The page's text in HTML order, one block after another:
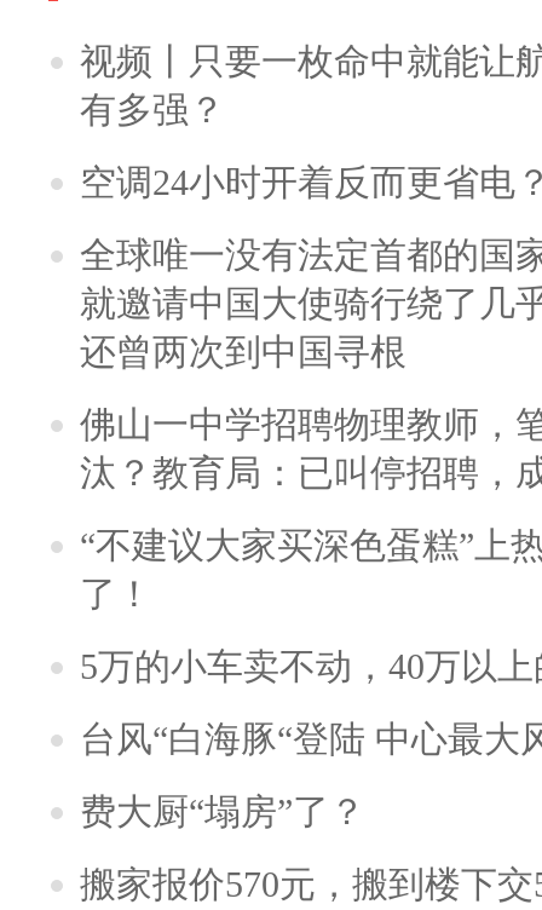
视频丨只要一枚命中就能让
有多强？
空调24小时开着反而更省电
全球唯一没有法定首都的国
就邀请中国大使骑行绕了几
还曾两次到中国寻根
佛山一中学招聘物理教师，
汰？教育局：已叫停招聘，
“不建议大家买深色蛋糕”上
了！
5万的小车卖不动，40万以
台风“白海豚“登陆 中心最大
费大厨“塌房”了？
搬家报价570元，搬到楼下